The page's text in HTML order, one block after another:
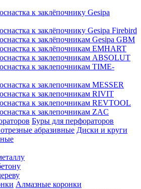
к заклёпочнику Gesipa
к заклёпочнику Gesipa Firebird
к заклёпочникам Gesipa GBM
к заклёпочникам EMHART
к заклепочникам ABSOLUT
к заклепочникам TIME-
к заклепочникам MESSER
к заклепочникам RIVIT
к заклепочникам REVTOOL
к заклепочникам ZAC
Буры для перфораторов
Диски и круги
Алмазные коронки